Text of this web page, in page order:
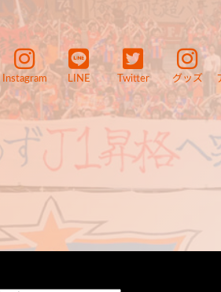
Instagram LINE Twitter グッズ